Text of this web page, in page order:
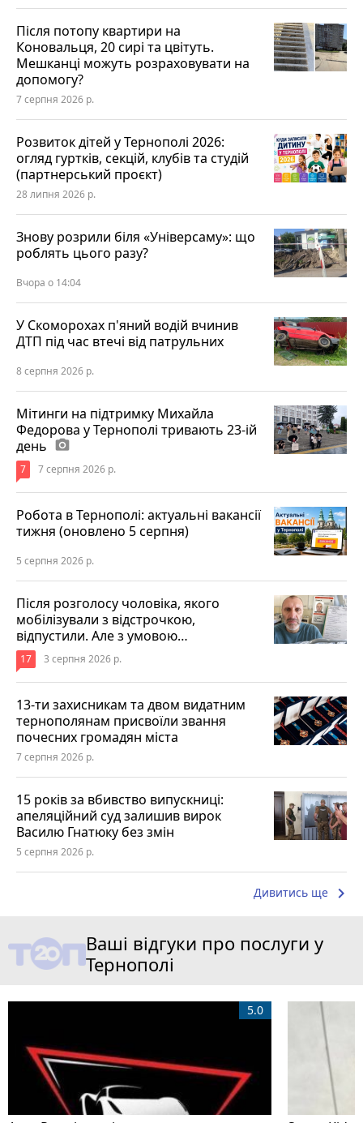
Після потопу квартири на
Коновальця, 20 сирі та цвітуть.
Мешканці можуть розраховувати на
допомогу?
7 серпня 2026 р.
Розвиток дітей у Тернополі 2026:
огляд гуртків, секцій, клубів та студій
(партнерський проєкт)
28 липня 2026 р.
Знову розрили біля «Універсаму»: що
роблять цього разу?
Вчора о 14:04
У Скоморохах п'яний водій вчинив
ДТП під час втечі від патрульних
8 серпня 2026 р.
Мітинги на підтримку Михайла
Федорова у Тернополі тривають 23-ій
день photo_camera
7 7 серпня 2026 р.
Робота в Тернополі: актуальні вакансії
тижня (оновлено 5 серпня)
5 серпня 2026 р.
Після розголосу чоловіка, якого
мобілізували з відстрочкою,
відпустили. Але з умовою…
17 3 серпня 2026 р.
13-ти захисникам та двом видатним
тернополянам присвоїли звання
почесних громадян міста
7 серпня 2026 р.
15 років за вбивство випускниці:
апеляційний суд залишив вирок
Василю Гнатюку без змін
5 серпня 2026 р.
Дивитись ще keyboard_arrow_right
Ваші відгуки про послуги у
Тернополі
5.0